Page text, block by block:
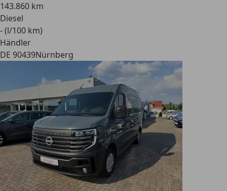
143.860 km
Diesel
- (l/100 km)
Händler
DE 90439Nürnberg